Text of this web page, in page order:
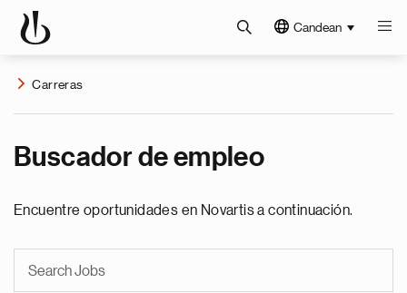
Candean
Carreras
Buscador de empleo
Encuentre oportunidades en Novartis a continuación.